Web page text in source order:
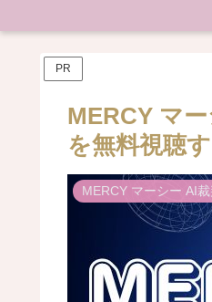
PR
MERCY マ
を無料視聴
MERCY マーシー AI裁